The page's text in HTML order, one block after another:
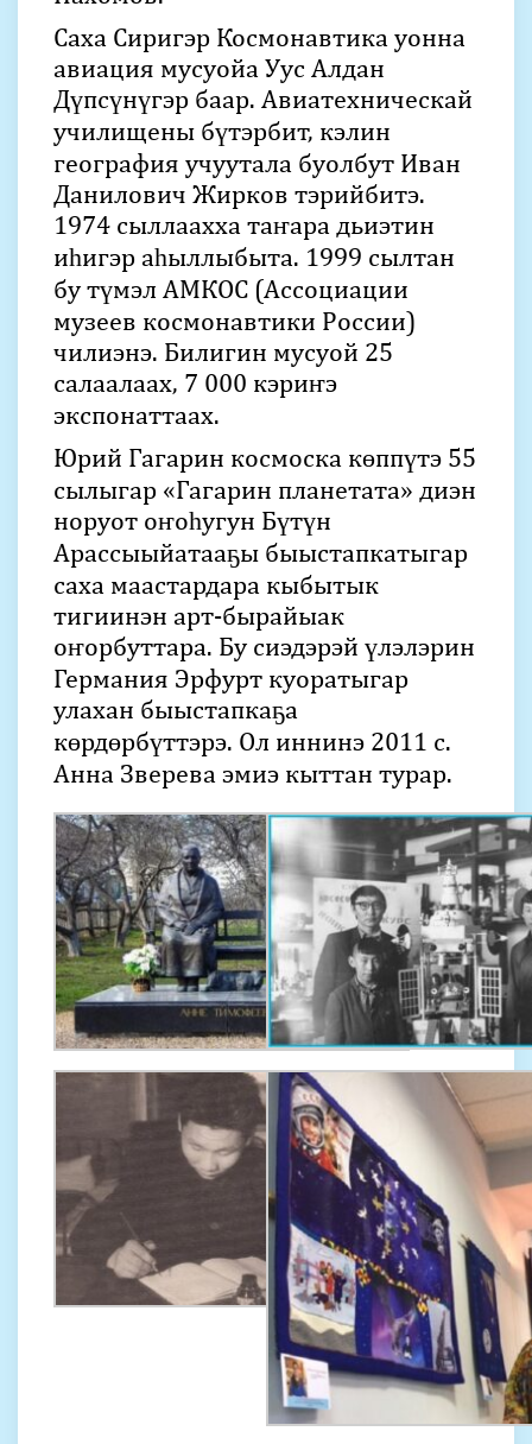
Саха Сиригэр Космонавтика уонна
авиация мусуойа Уус Алдан
Дүпсүнүгэр баар. Авиатехническай
училищены бүтэрбит, кэлин
география учуутала буолбут Иван
Данилович Жирков тэрийбитэ.
1974 сыллаахха таҥара дьиэтин
иһигэр аһыллыбыта. 1999 сылтан
бу түмэл АМКОС (Ассоциации
музеев космонавтики России)
чилиэнэ. Билигин мусуой 25
салаалаах, 7 000 кэриҥэ
экспонаттаах.
Юрий Гагарин космоска көппүтэ 55
сылыгар «Гагарин планетата» диэн
норуот оҥоһугун Бүтүн
Арассыыйатааҕы быыстапкатыгар
саха маастардара кыбытык
тигиинэн арт-бырайыак
оҥорбуттара. Бу сиэдэрэй үлэлэрин
Германия Эрфурт куоратыгар
улахан быыстапкаҕа
көрдөрбүттэрэ. Ол иннинэ 2011 с.
Анна Зверева эмиэ кыттан турар.